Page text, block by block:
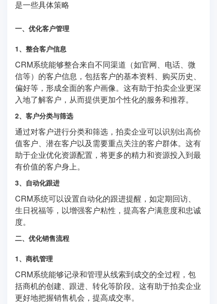
是一些具体策略
一、优化客户管理
1、整合客户信息
CRM系统能够整合来自不同渠道（如官网、电话、微
信等）的客户信息，包括客户的基本资料、购买历史、
偏好等，形成全面的客户画像。这有助于拍卖企业更深
入地了解客户，从而提供更加个性化的服务和推荐。
2、客户分类与筛选
通过对客户进行分类和筛选，拍卖企业可以识别出高价
值客户、潜在客户以及需要重点关注的客户群体。这有
助于企业优化资源配置，将更多的精力和资源投入到最
有价值的客户身上。
3、自动化跟进
CRM系统可以设置自动化的跟进提醒，如定期回访、
生日祝福等，以增强客户粘性，提高客户满意度和忠诚
度。
二、优化销售流程
1、商机管理
CRM系统能够记录和管理从线索到成交的全过程，包
括商机的创建、跟进、转化等阶段。这有助于拍卖企业
更好地把握销售机会，提高成交率。